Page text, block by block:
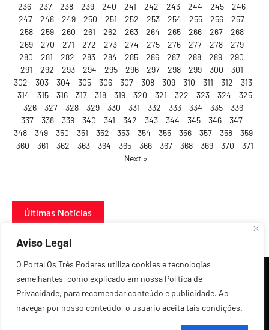
Aviso Legal
O Portal Os Três Poderes utiliza cookies e tecnologias
semelhantes, como explicado em nossa Política de
Privacidade, para recomendar conteúdo e publicidade. Ao
navegar por nosso conteúdo, o usuário aceita tais condições.
236
237 238 239 240 241 242 243 244 245
246
247
248 249 250 251 252 253 254 255 256
257
258
259 260 261 262 263 264 265 266 267
268
269
270 271 272 273 274 275 276 277 278
279
280
281 282 283 284 285 286 287 288 289
290
291
292 293 294 295 296 297 298 299 300
301
302
303 304 305 306 307 308 309 310 311 312
313
314
315 316 317 318 319 320 321 322 323 324
325
326
327 328 329 330 331 332 333 334 335
336
337
338 339 340 341 342 343 344 345 346
347
348
349 350 351 352 353 354 355 356 357 358
359
360
361 362 363 364 365 366 367 368 369 370
371
Next »
Últimas Notícias